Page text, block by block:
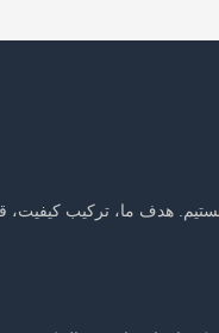
هدف ما، ترکیب